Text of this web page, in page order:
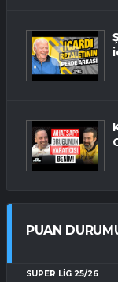
PUAN
SUPER LIG 25/26